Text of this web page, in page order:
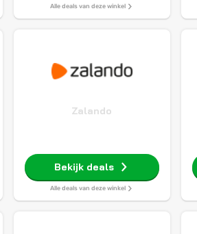
Alle deals van deze winkel
Zalando
Bekijk deals
Alle deals van deze winkel